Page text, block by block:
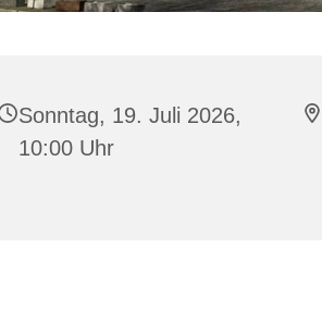
Sonntag, 19. Juli 2026,
10:00 Uhr